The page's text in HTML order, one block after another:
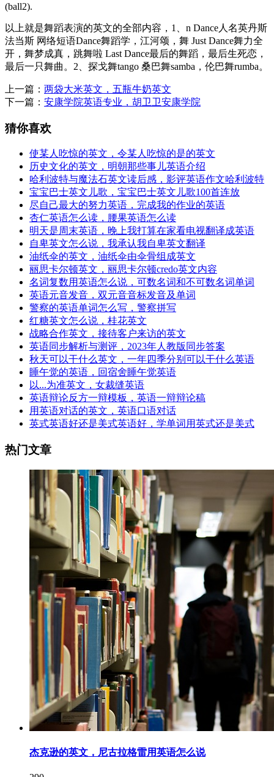
(ball2).
以上就是舞蹈表演的英文的全部内容，1、n Dance人名英丹斯
法当斯 网络短语Dance舞蹈学，江河颂，舞 Just Dance舞力全
开，舞梦成真，跳舞啦 Last Dance最后的舞蹈，最后生死恋，
最后一只舞曲。2、探戈舞tango 桑巴舞samba，伦巴舞rumba。
上一篇： 两袋大米英文，五瓶牛奶英文
下一篇： 安康学院英语专业，胡卫卫安康学院
猜你喜欢
使某人吃惊的英文，令某人吃惊的是的英文
历史文化的英文，明朝那些事儿英语介绍
哈利波特与魔法石英文读后感，影评英语作文哈利波特
宝宝巴士英文儿歌，宝宝巴士英文儿歌100首连放
尽自己最大的努力英语，完成我的作业的英语
杏仁英语怎么读，腰果英语怎么读
明天是周末英语，晚上我打算在家看电视翻译成英语
自卑英文怎么说，我承认我自卑英文翻译
油纸伞的英文，油纸伞由伞骨组成英文
丽思卡尔顿英文，丽思卡尔顿credo英文内容
名词复数用英语怎么说，可数名词和不可数名词单词
英语元音发音，双元音音标发音及单词
警察的英语单词怎么写，警察拼写
红糖英文怎么说，桂花英文
战略合作英文，接待客户来访的英文
英语同步解析与测评，2023年人教版同步答案
秋天可以干什么英文，一年四季分别可以干什么英语
睡午觉的英语，回宿舍睡午觉英语
以...为准英文，女裁缝英语
英语辩论反方一辩模板，英语一辩辩论稿
用英语对话的英文，英语口语对话
英式英语好还是美式英语好，学单词用英式还是美式
热门文章
杰克逊的英文，尼古拉格雷用英语怎么说